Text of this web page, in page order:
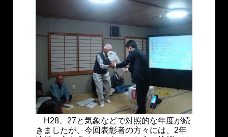
H28、27と気象などで対照的な年度が続
きましたが、今回表彰者の方々には、2年